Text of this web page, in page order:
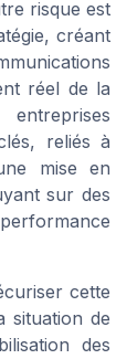
risque est
créant
réel de la
reliés à
mise en
sur des
cette
situation de
des